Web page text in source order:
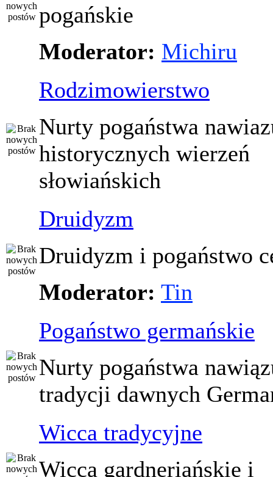
pogańskie
Moderator: Michiru
Rodzimowierstwo
Nurty pogaństwa
historycznych wierzeń
słowiańskich
Druidyzm
Druidyzm i pogaństwo
Moderator: Tin
Pogaństwo germańskie
Nurty pogaństwa
tradycji dawnych
Wicca tradycyjne
Wicca gardneriańskie i